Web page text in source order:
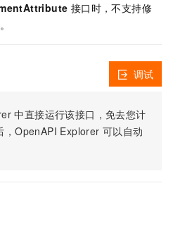
接口时，不支持修
中直接运行该接口，免去您计
，OpenAPI Explorer 可以自动
调试